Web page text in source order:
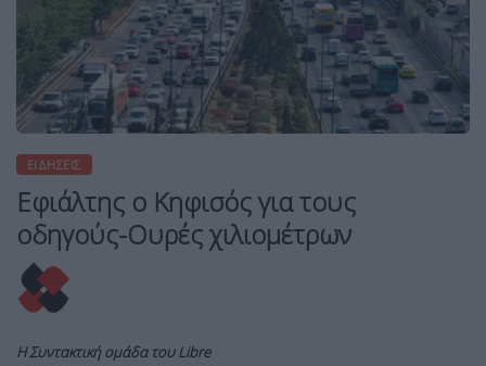
ΕΙΔΉΣΕΙΣ
Εφιάλτης ο Κηφισός για τους
οδηγούς-Ουρές χιλιομέτρων
Η Συντακτική ομάδα του Libre